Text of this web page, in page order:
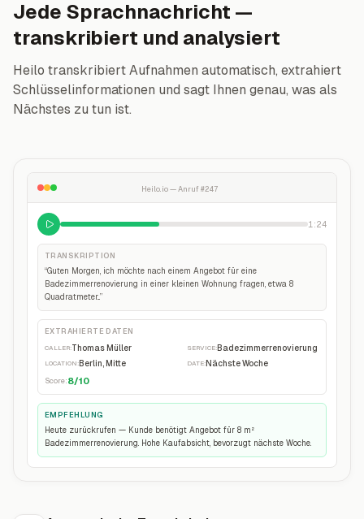
Jede Sprachnachricht —
transkribiert und analysiert
Heilo transkribiert Aufnahmen automatisch, extrahiert
Schlüsselinformationen und sagt Ihnen genau, was als
Nächstes zu tun ist.
Heilo.io — Anruf #247
1:24
TRANSKRIPTION
“Guten Morgen, ich möchte nach einem Angebot für eine
Badezimmerrenovierung in einer kleinen Wohnung fragen, etwa 8
Quadratmeter...”
EXTRAHIERTE DATEN
CALLER:Thomas Müller SERVICE: Badezimmerrenovierung
LOCATION : Berlin, Mitte DATE: Nächste Woche
Score: 8/10
EMPFEHLUNG
Heute zurückrufen — Kunde benötigt Angebot für 8 m²
Badezimmerrenovierung. Hohe Kaufabsicht, bevorzugt nächste Woche.